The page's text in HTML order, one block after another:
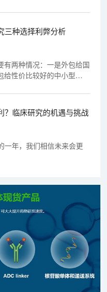
三种选择利弊分析
有两种情况：一是外包给国
给性价比较好的中小型
？临床研究的机遇与挑战
一年，我们相信未来会更